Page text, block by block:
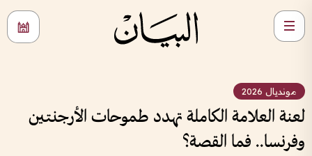
مونديال 2026
لعنة العلامة الكاملة تهدد طموحات الأرجنتين
وفرنسا.. فما القصة؟